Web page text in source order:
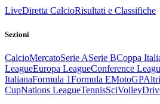
LiveDiretta CalcioRisultati e Classifiche
Sezioni
CalcioMercatoSerie ASerie BCoppa
LeagueEuropa LeagueConference
ItalianaFormula 1Formula EMotoGP
CupNations LeagueTennisSciVolley